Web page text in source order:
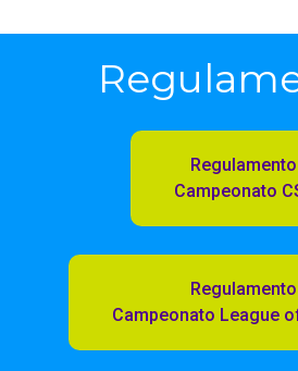
Regulamento
Campeonato
Regulamento
Campeonato League